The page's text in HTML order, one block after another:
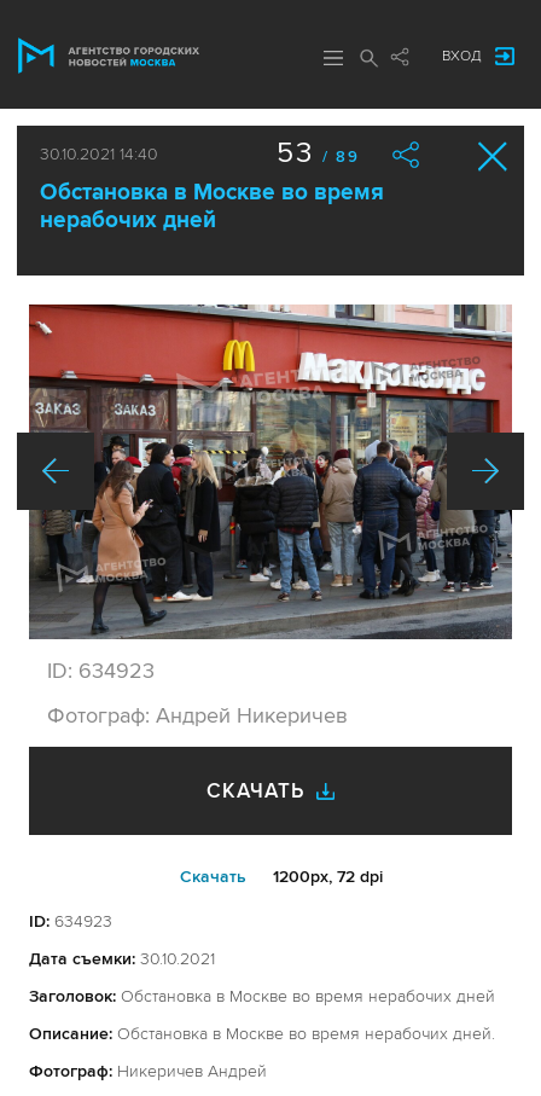
ВХОД
30.10.2021 14:40
Обстановка в Москве во время
нерабочих дней
53 / 89
ID: 634923
Фотограф: Андрей Никеричев
СКАЧАТЬ
Cкачать 1200px, 72 dpi
ID: 634923
Дата съемки: 30.10.2021
Заголовок: Обстановка в Москве во время нерабочих дней
Описание: Обстановка в Москве во время нерабочих дней.
Фотограф: Никеричев Андрей